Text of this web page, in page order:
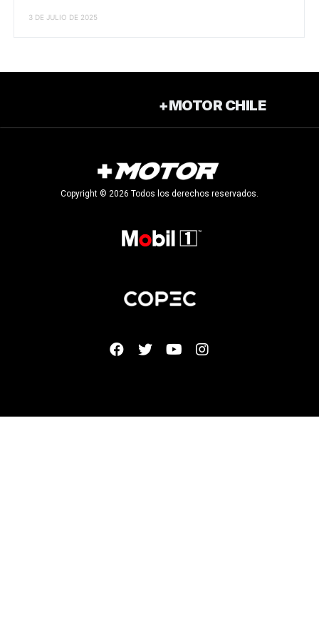
3 DE JULIO DE 2025
+MOTOR CHILE
Copyright © 2026 Todos los derechos reservados.